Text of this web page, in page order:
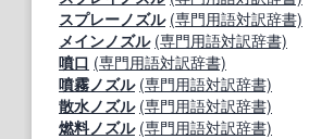
スプレーノズル (専門用語対訳辞書)
メインノズル (専門用語対訳辞書)
噴口 (専門用語対訳辞書)
噴霧ノズル (専門用語対訳辞書)
散水ノズル (専門用語対訳辞書)
燃料ノズル (専門用語対訳辞書)